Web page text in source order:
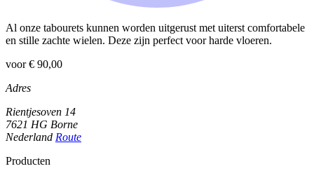
Al onze tabourets kunnen worden uitgerust met uiterst comfortabele
en stille zachte wielen. Deze zijn perfect voor harde vloeren.
voor € 90,00
Adres
Rientjesoven 14
7621 HG Borne
Nederland Route
Producten